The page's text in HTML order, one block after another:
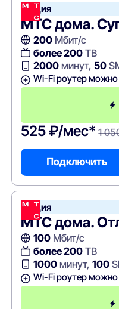
Акция
МТС дома.
200Мбит/с
более 200ТВ
2000минут, 50
Wi-Fi роутер можно
525 ₽/мес* 1
Подключить
Акция
МТС дома.
100Мбит/с
более 200ТВ
1000минут, 100
Wi-Fi роутер можно